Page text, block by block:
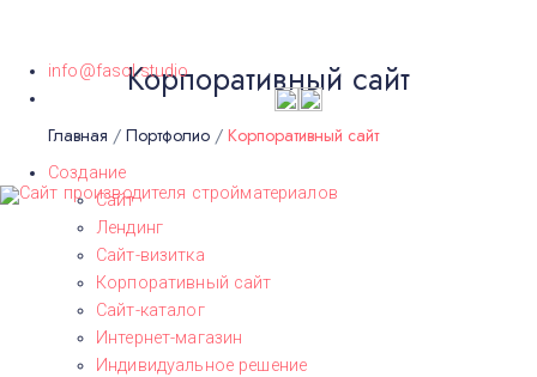
info@fasol.studio
Создание
Сайт
Лендинг
Сайт-визитка
Корпоративный сайт
Сайт-каталог
Интернет-магазин
Индивидуальное решение
Корпоративный сайт
Главная /Портфолио /Корпоративный сайт